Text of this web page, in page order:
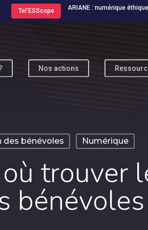
Tel’ESScope ARIANE : numérique éthique
Nos actions
des bénévoles Numérique
trouver
bénévoles